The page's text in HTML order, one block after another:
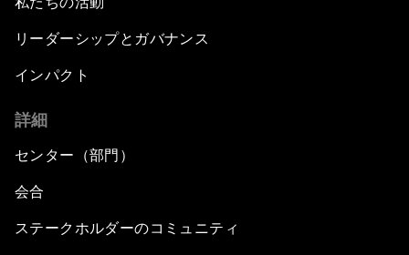
リーダーシップとガバナンス
インパクト
詳細
センター（部門）
会合
ステークホルダーのコミュニティ